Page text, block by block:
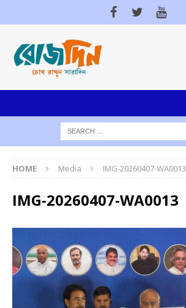
HOME Media IMG-20260407-WA0013
IMG-20260407-WA0013